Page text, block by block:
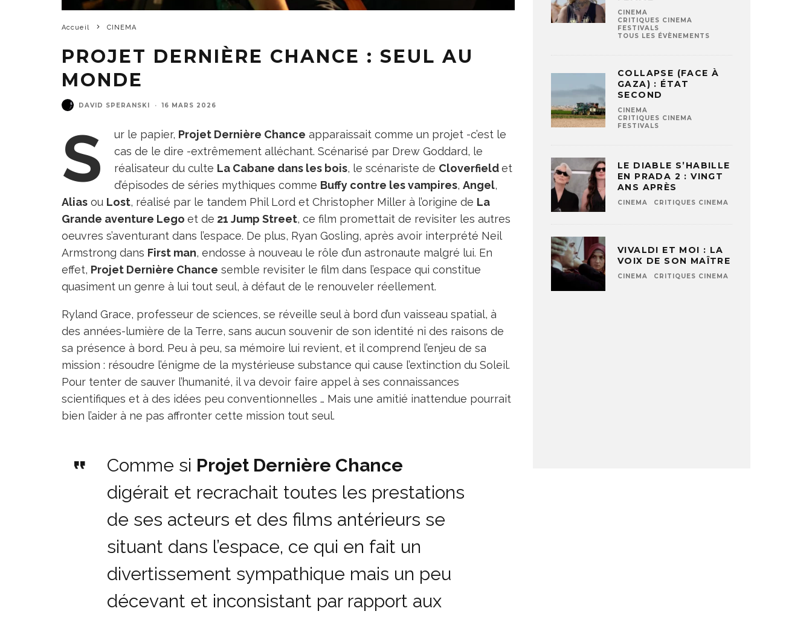
Accueil CINEMA
PROJET DERNIÈRE CHANCE : SEUL AU
MONDE
DAVID SPERANSKI · 16 MARS 2026
S ur le papier, Projet Dernière Chance apparaissait comme un projet -c’est le
cas de le dire -extrêmement alléchant. Scénarisé par Drew Goddard, le
réalisateur du culte La Cabane dans les bois, le scénariste de Cloverfieldet
d’épisodes de séries mythiques comme Buffy contre les vampires, Angel,
Alias ou Lost, réalisé par le tandem Phil Lord et Christopher Miller à l’origine de La
Grande aventure Lego et de 21 Jump Street, ce film promettait de revisiter les autres
oeuvres s’aventurant dans l’espace. De plus, Ryan Gosling, après avoir interprété Neil
Armstrong dans First man, endosse à nouveau le rôle d’un astronaute malgré lui. En
effet, Projet Dernière Chance semble revisiter le film dans l’espace qui constitue
quasiment un genre à lui tout seul, à défaut de le renouveler réellement.
Ryland Grace, professeur de sciences, se réveille seul à bord d’un vaisseau spatial, à
des années-lumière de la Terre, sans aucun souvenir de son identité ni des raisons de
sa présence à bord. Peu à peu, sa mémoire lui revient, et il comprend l’enjeu de sa
mission : résoudre l’énigme de la mystérieuse substance qui cause l’extinction du Soleil.
Pour tenter de sauver l’humanité, il va devoir faire appel à ses connaissances
scientifiques et à des idées peu conventionnelles … Mais une amitié inattendue pourrait
bien l’aider à ne pas affronter cette mission tout seul.
Comme si Projet Dernière Chance
digérait et recrachait toutes les prestations
de ses acteurs et des films antérieurs se
situant dans l’espace, ce qui en fait un
divertissement sympathique mais un peu
décevant et inconsistant par rapport aux
CINEMA
CRITIQUES CINEMA
FESTIVALS
TOUS LES ÉVÈNEMENTS
COLLAPSE (FACE À
GAZA) : ÉTAT
SECOND
CINEMA
CRITIQUES CINEMA
FESTIVALS
LE DIABLE S’HABILLE
EN PRADA 2 : VINGT
ANS APRÈS
CINEMA CRITIQUES CINEMA
VIVALDI ET MOI : LA
VOIX DE SON MAÎTRE
CINEMA CRITIQUES CINEMA